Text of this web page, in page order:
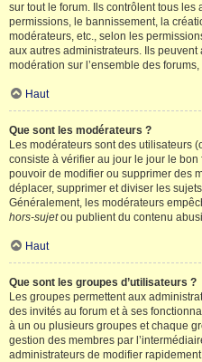
sur tout le forum. Ils contrôlent tous les
permissions, le bannissement, la
modérateurs, etc., selon les
aux autres administrateurs. Ils
modération sur l’ensemble des
Haut
Que sont les modérateurs ?
Les modérateurs sont des utilisateurs
consiste à vérifier au jour le jour le
pouvoir de modifier ou supprimer des
déplacer, supprimer et diviser les
Généralement, les modérateurs
hors-sujetou publient du contenu
Haut
Que sont les groupes d’utilisateurs ?
Les groupes permettent aux
des invités au forum et à ses
à un ou plusieurs groupes et chaque
gestion des membres par
administrateurs de modifier